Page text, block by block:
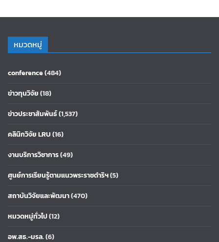
หมวดหมู่
conference(484)
ข่าวทุนวิจัย(18)
ข่าวประชาสัมพันธ์(1,537)
คลินิกวิจัย LRU(16)
งานบริการวิชาการ(49)
ศูนย์การเรียนรู้ตามแนวพระราชดำริฯ(5)
สถาบันวิจัยและพัฒนา(470)
หมวดหมู่ทั่วไป(12)
อพ.สธ.-มรล.(6)